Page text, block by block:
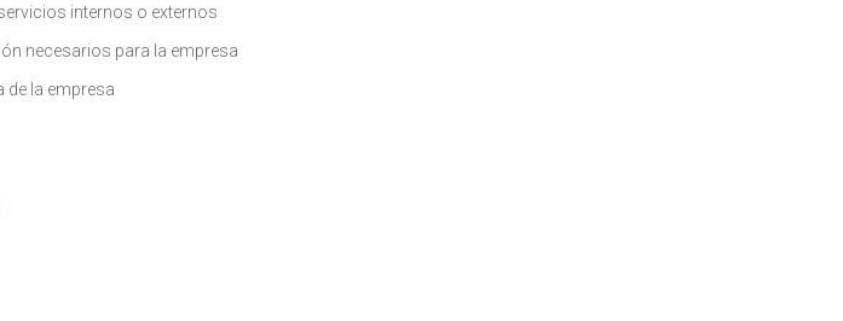
internos o externos
necesarios para la empresa
de la empresa